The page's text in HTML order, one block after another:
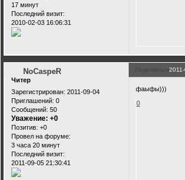
17 минут
Последний визит:
2010-02-03 16:06:31
Поделиться
NoCaspeR
Читер
Зарегистрирован: 2011-09-04
Приглашений: 0
Сообщений: 50
Уважение: +0
Позитив: +0
Провел на форуме:
3 часа 20 минут
Последний визит:
2011-09-05 21:30:41
фаыфы)))
0